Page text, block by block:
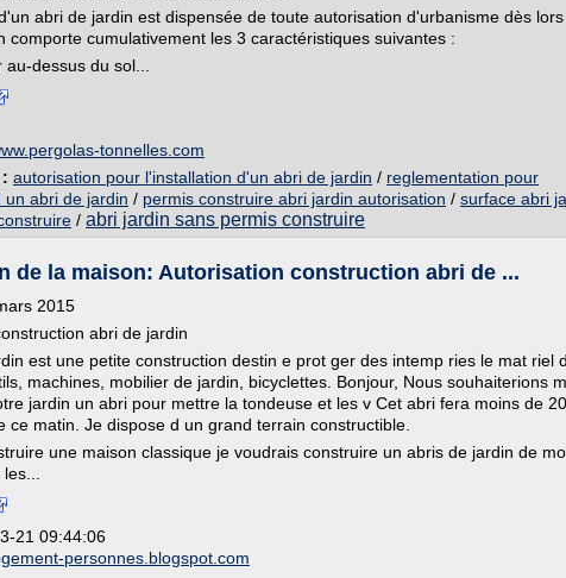
abri de jardin est dispensée de toute autorisation d'urbanisme dès
comporte cumulativement les 3 caractéristiques suivantes :
dessus du sol...
tonnelles.com
autorisation pour l'installation d'un abri de jardin / reglementation pour
un abri de jardin / permis construire abri jardin autorisation / surface abri
/ abri jardin sans permis construire
de la maison: Autorisation construction abri de ...
2015
abri de jardin
est une petite construction destin e prot ger des intemp ries le mat riel
machines, mobilier de jardin, bicyclettes. Bonjour, Nous souhaiterions
jardin un abri pour mettre la tondeuse et les v Cet abri fera moins de 20
ce matin. Je dispose d un grand terrain constructible.
une maison classique je voudrais construire un abris de jardin de
21 09:44:06
personnes.blogspot.com